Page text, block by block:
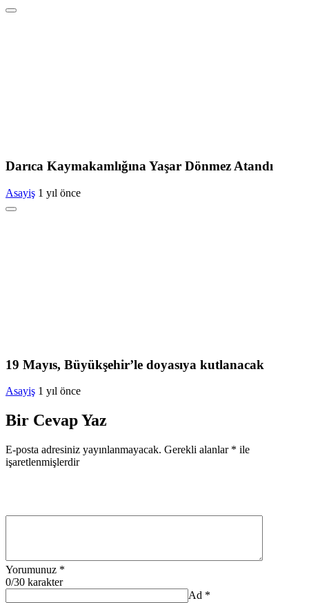
Darıca Kaymakamlığına Yaşar Dönmez Atandı
Asayiş 1 yıl önce
19 Mayıs, Büyükşehir’le doyasıya kutlanacak
Asayiş 1 yıl önce
Bir Cevap Yaz
E-posta adresiniz yayınlanmayacak. Gerekli alanlar * ile
işaretlenmişlerdir
Yorumunuz *
0/30 karakter
Ad *